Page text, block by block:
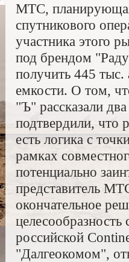
МТС, планирующая
спутникового
участника этого
под брендом
получить 445 тыс.
емкости. О том,
"Ъ" рассказали
подтвердили, что
есть логика с
рамках
потенциально
представитель
окончательное
российской
"Далгеокомом",